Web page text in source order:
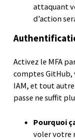
attaquant
d’action
Activez le MFA
comptes GitHub,
IAM, et tout
passe ne suffit
Pourquoi
voler votre